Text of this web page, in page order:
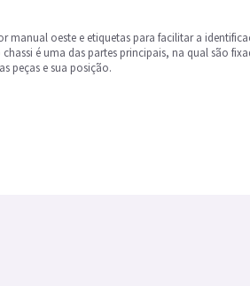
oeste e etiquetas para facilitar a
é uma das partes principais, na qual são
peças e sua posição.